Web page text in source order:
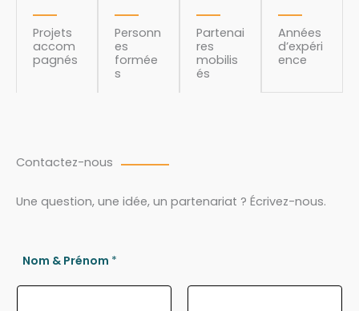
Projets
accom
pagnés
Personn
es
formée
s
Partenai
res
mobilis
és
Années
d’expéri
ence
Contactez-nous
Une question, une idée, un partenariat ? Écrivez-nous.
Nom & Prénom *